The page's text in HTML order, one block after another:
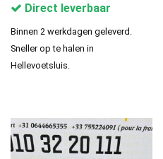
Direct leverbaar
Binnen 2 werkdagen geleverd.
Sneller op te halen in
Hellevoetsluis.